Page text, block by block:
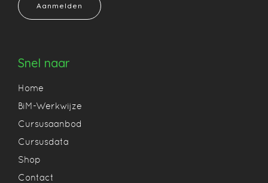
Aanmelden
Snel naar
Home
BiM-Werkwijze
Cursusaanbod
Cursusdata
Shop
Contact